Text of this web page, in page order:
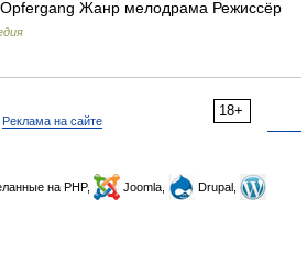
Жанр мелодрама Режиссёр
18+
Реклама на сайте
на PHP, Joomla,
Drupal,